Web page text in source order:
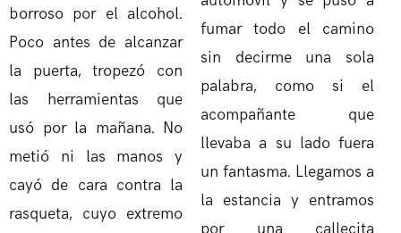
borroso por el alcohol.
Poco antes de alcanzar
la puerta, tropezó con
las herramientas que
usó por la mañana. No
metió ni las manos y
cayó de cara contra la
rasqueta, cuyo extremo
fumar todo el camino
sin decirme una sola
palabra, como si el
acompañante que
llevaba a su lado fuera
un fantasma. Llegamos a
la estancia y entramos
por una callecita